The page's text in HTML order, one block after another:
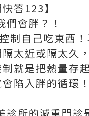
答123】
們會胖？！
制自己吃東西
太近或隔太久
就是把熱量存
陷入胖的循環！